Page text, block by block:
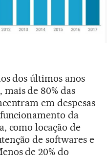
dos últimos anos
de 80% das
em despesas
da
como locação de
de softwares e
de 20% do